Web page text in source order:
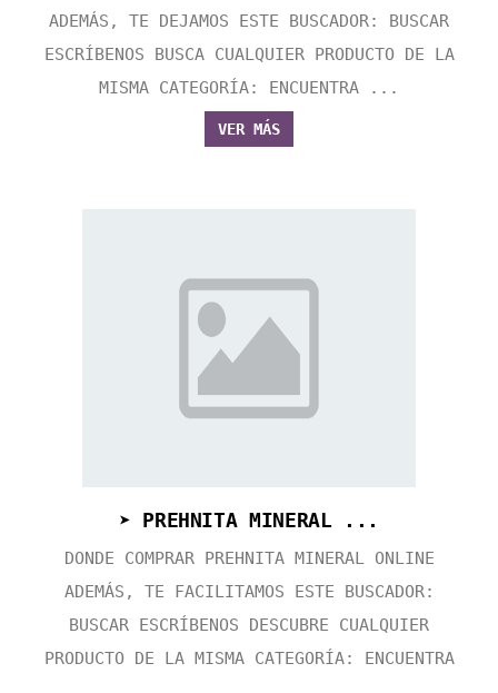
ADEMÁS, TE DEJAMOS ESTE BUSCADOR: BUSCAR
ESCRÍBENOS BUSCA CUALQUIER PRODUCTO DE LA
MISMA CATEGORÍA: ENCUENTRA ...
VER MÁS
➤ PREHNITA MINERAL ...
DONDE COMPRAR PREHNITA MINERAL ONLINE
ADEMÁS, TE FACILITAMOS ESTE BUSCADOR:
BUSCAR ESCRÍBENOS DESCUBRE CUALQUIER
PRODUCTO DE LA MISMA CATEGORÍA: ENCUENTRA